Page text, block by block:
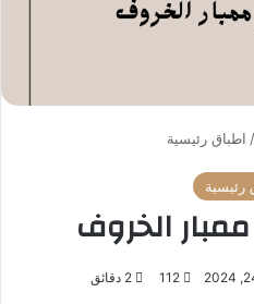
/ اطباق رئيسية
رئيسية
الخروف
112 2 دقائق